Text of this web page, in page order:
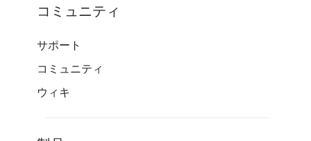
コミュニティ
サポート
コミュニティ
ウィキ